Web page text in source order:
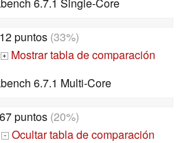
6.7.1 Single-Core
puntos (33%)
+
Mostrar tabla de comparación
6.7.1 Multi-Core
puntos (20%)
- Ocultar tabla de comparación